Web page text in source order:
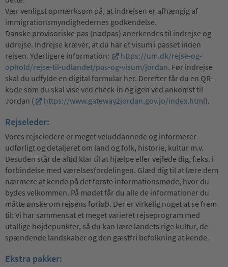
Vær venligst opmærksom på, at indrejsen er afhængig af
immigrationsmyndighedernes godkendelse.
Danske provisoriske pas (nødpas) anerkendes til indrejse og
udrejse. Indrejse kræver, at du har et visum i passet inden
rejsen. Yderligere information:
https://um.dk/rejse-og-
ophold/rejse-til-udlandet/pas-og-visum/jordan. Før indrejse
skal du udfylde en digital formular her. Derefter får du en QR-
kode som du skal vise ved check-in og igen ved ankomst til
Jordan (
https://www.gateway2jordan.gov.jo/index.html).
Rejseleder:
Vores rejseledere er meget veluddannede og informerer
udførligt og detaljeret om land og folk, historie, kultur m.v.
Desuden står de altid klar til at hjælpe eller vejlede dig, f.eks. i
forbindelse med værelsesfordelingen. Glæd dig til at lære dem
nærmere at kende på det første informationsmøde, hvor du
bydes velkommen. På mødet får du alle de informationer du
måtte ønske om rejsens forløb. Der er virkelig noget at se frem
til: Vi har sammensat et meget varieret rejseprogram med
utallige højdepunkter, så du kan lære landets rige kultur, de
spændende landskaber og den gæstfri befolkning at kende.
Ekstra pakker: